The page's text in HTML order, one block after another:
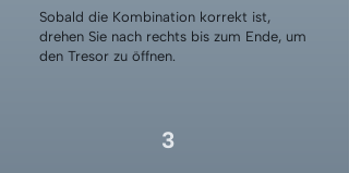
Sobald die Kombination korrekt ist,
drehen Sie nach rechts bis zum Ende, um
den Tresor zu öffnen.
3